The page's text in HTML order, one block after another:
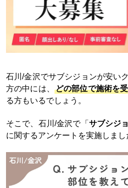
石川/金沢でサブシジョンが安い
方の中には、
どの部位で施術を
る方もいるでしょう。
そこで、石川/金沢で「 サブシジ
に関するアンケートを実施しまし